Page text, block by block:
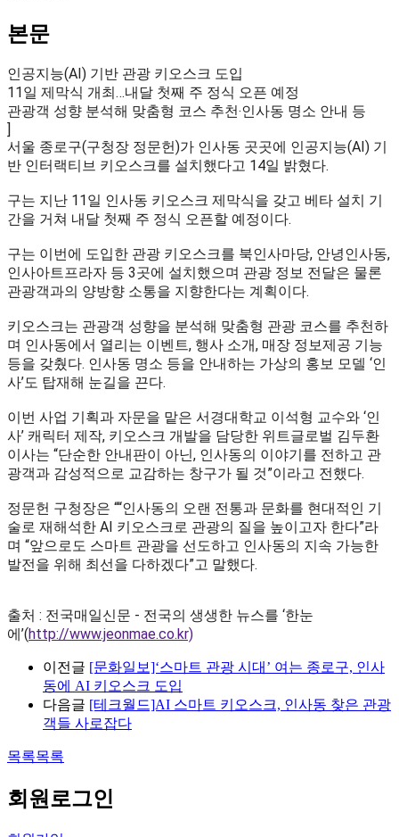
본문
인공지능(AI) 기반 관광 키오스크 도입
11일 제막식 개최…내달 첫째 주 정식 오픈 예정
관광객 성향 분석해 맞춤형 코스 추천‧인사동 명소 안내 등
서울 종로구(구청장 정문헌)가 인사동 곳곳에 인공지능(AI) 기
반 인터랙티브 키오스크를 설치했다고 14일 밝혔다.
구는 지난 11일 인사동 키오스크 제막식을 갖고 베타 설치 기
간을 거쳐 내달 첫째 주 정식 오픈할 예정이다.
구는 이번에 도입한 관광 키오스크를 북인사마당, 안녕인사동,
인사아트프라자 등 3곳에 설치했으며 관광 정보 전달은 물론
관광객과의 양방향 소통을 지향한다는 계획이다.
키오스크는 관광객 성향을 분석해 맞춤형 관광 코스를 추천하
며 인사동에서 열리는 이벤트, 행사 소개, 매장 정보제공 기능
등을 갖췄다. 인사동 명소 등을 안내하는 가상의 홍보 모델 ‘인
사’도 탑재해 눈길을 끈다.
이번 사업 기획과 자문을 맡은 서경대학교 이석형 교수와 ‘인
사’ 캐릭터 제작, 키오스크 개발을 담당한 위트글로벌 김두환
이사는 “단순한 안내판이 아닌, 인사동의 이야기를 전하고 관
광객과 감성적으로 교감하는 창구가 될 것”이라고 전했다.
정문헌 구청장은 ““인사동의 오랜 전통과 문화를 현대적인 기
술로 재해석한 AI 키오스크로 관광의 질을 높이고자 한다”라
며 “앞으로도 스마트 관광을 선도하고 인사동의 지속 가능한
발전을 위해 최선을 다하겠다”고 말했다.
출처 : 전국매일신문 - 전국의 생생한 뉴스를 ‘한눈
에’(http://www.jeonmae.co.kr)
이전글 [문화일보]‘스마트 관광 시대’ 여는 종로구, 인사
동에 AI 키오스크 도입
다음글 [테크월드]AI 스마트 키오스크, 인사동 찾은 관광
객들 사로잡다
목록목록
회원로그인